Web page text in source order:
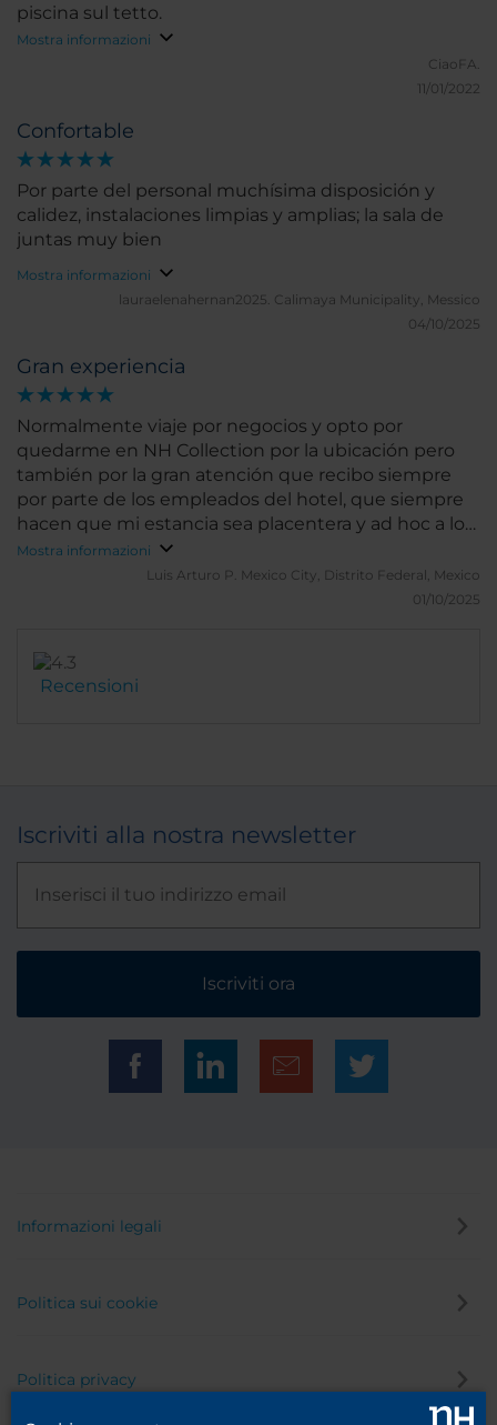
piscina sul tetto.
Mostra informazioni
CiaoFA.
11/01/2022
Confortable
Por parte del personal muchísima disposición y
calidez, instalaciones limpias y amplias; la sala de
juntas muy bien
Mostra informazioni
lauraelenahernan2025. Calimaya Municipality, Messico
04/10/2025
Gran experiencia
Normalmente viaje por negocios y opto por
quedarme en NH Collection por la ubicación pero
también por la gran atención que recibo siempre
por parte de los empleados del hotel, que siempre
hacen que mi estancia sea placentera y ad hoc a lo
que necesito
Mostra informazioni
Luis Arturo P. Mexico City, Distrito Federal, Mexico
01/10/2025
Recensioni
Iscriviti alla nostra newsletter
Iscriviti ora
Informazioni legali
Politica sui cookie
Politica privacy